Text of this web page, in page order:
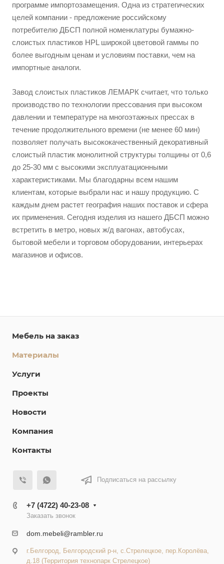
программе импортозамещения. Одна из стратегических
целей компании - предложение российскому
потребителю ДБСП полной номенклатуры бумажно-
слоистых пластиков HPL широкой цветовой гаммы по
более выгодным ценам и условиям поставки, чем на
импортные аналоги.
Завод слоистых пластиков ЛЕМАРК считает, что только
производство по технологии прессования при высоком
давлении и температуре на многоэтажных прессах в
течение продолжительного времени (не менее 60 мин)
позволяет получать высококачественный декоративный
слоистый пластик монолитной структуры толщины от 0,6
до 25-30 мм с высокими эксплуатационными
характеристиками. Мы благодарны всем нашим
клиентам, которые выбрали нас и нашу продукцию. С
каждым днем растет география наших поставок и сфера
их применения. Сегодня изделия из нашего ДБСП можно
встретить в метро, новых ж/д вагонах, автобусах,
бытовой мебели и торговом оборудовании, интерьерах
магазинов и офисов.
Мебель на заказ
Материалы
Услуги
Проекты
Новости
Компания
Контакты
Подписаться на рассылку
+7 (4722) 40-23-08
Заказать звонок
dom.mebeli@rambler.ru
г.Белгород, Белгородский р-н, с.Стрелецкое, пер.Королёва,
д.18 (Территория технопарк Стрелецкое)